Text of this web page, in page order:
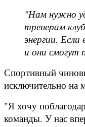
"Нам нужно
тренерам
энергии.
и они смогут
Спортивный
исключительно на
"Я хочу
команды. У нас